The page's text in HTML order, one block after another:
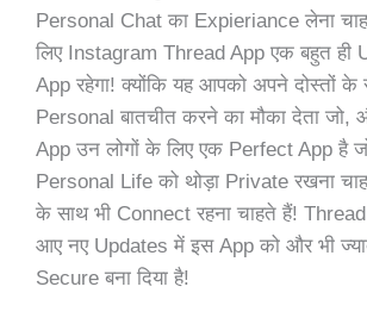
Personal Chat का Expieriance लेना
लिए Instagram Thread App एक बहुत ही
App रहेगा! क्योंकि यह आपको अपने दोस्तों
Personal बातचीत करने का मौका देता जो,
App उन लोगों के लिए एक Perfect App है
Personal Life को थोड़ा Private रखना
के साथ भी Connect रहना चाहते हैं!
आए नए Updates में इस App को और भी
Secure बना दिया है!